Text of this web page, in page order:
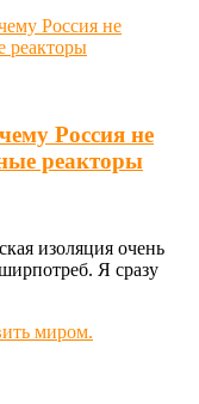
Россия не
реакторы
изоляция очень
Я сразу